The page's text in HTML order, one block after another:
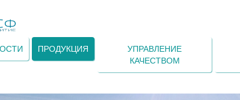
ПРОДУКЦИЯ
УПРАВЛЕНИЕ
КАЧЕСТВОМ